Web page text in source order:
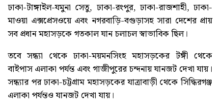
ঢাকা-টাঙ্গাইল-যমুনা সেতু, ঢাকা-রংপুর, ঢাকা-রাজশাহী, ঢাকা-
মাওয়া এক্সপ্রেসওয়ে এবং নগরবাড়ি-বগুড়াসহ সারা দেশের প্রায়
সব প্রধান মহাসড়কে গতকাল যান চলাচল স্বাভাবিক ছিল।
তবে সন্ধ্যা থেকে ঢাকা-ময়মনসিংহ মহাসড়কের টঙ্গী থেকে
বাইপাস এলাকা পর্যন্ত এবং গাজীপুরের চন্দনায় যানজট দেখা যায়।
সন্ধ্যার পর ঢাকা-চট্টগ্রাম মহাসড়কের যাত্রাবাড়ী থেকে সিদ্ধিরগঞ্জ
এলাকা পর্যন্তও যানজট দেখা যায়।